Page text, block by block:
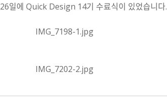
일에 Quick Design 14기 수료식이 있었습니다.